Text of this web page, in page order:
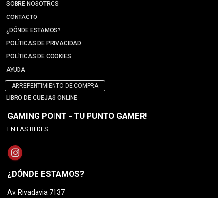
SOBRE NOSOTROS
CONTACTO
¿DÓNDE ESTAMOS?
POLÍTICAS DE PRIVACIDAD
POLÍTICAS DE COOKIES
AYUDA
ARREPENTIMIENTO DE COMPRA
LIBRO DE QUEJAS ONLINE
GAMING POINT - TU PUNTO GAMER!
EN LAS REDES
¿DÓNDE ESTAMOS?
Av. Rivadavia 7137